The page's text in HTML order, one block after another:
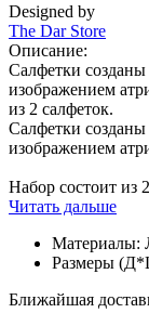
Designed by
The Dar Store
Описание:
Салфетки
изображением
из 2 салфеток.
Салфетки
изображением
Набор состоит из
Читать дальше
Материалы:
Размеры
Ближайшая